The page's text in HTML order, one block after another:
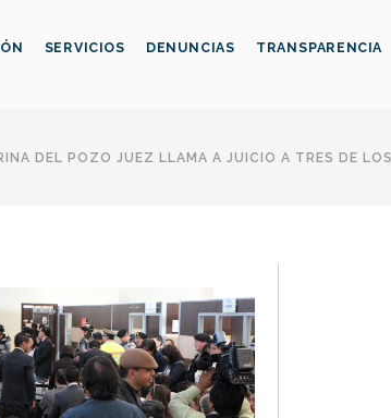
SERVICIOS DENUNCIAS TRANSPARENCIA
DEL POZO JUEZ LLAMA A JUICIO A TRES DE